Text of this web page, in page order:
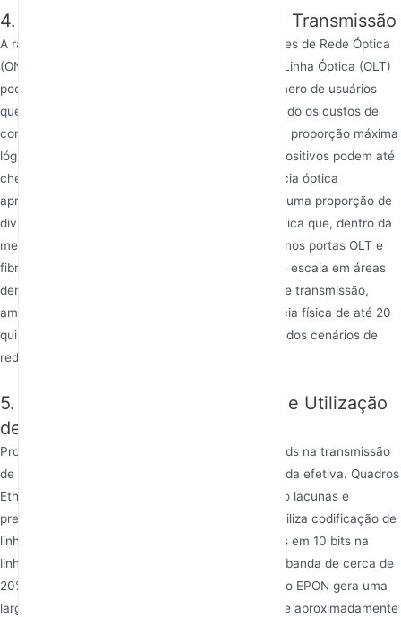
4. Relação Dividida e Distância de Transmissão
A razão de divisão é o número máximo de Unidades de Rede Óptica
(ONUs) às quais uma única porta de Terminal de Linha Óptica (OLT)
pode se conectar, impactando diretamente o número de usuários
que uma única porta de fibra pode cobrir e afetando os custos de
construção da rede. O GPON padrão suporta uma proporção máxima
lógica de divisão tipicamente de 1:64, alguns dispositivos podem até
chegar a 1:128 por meio de orçamentos de potência óptica
aprimorados. EPON padrão normalmente suporta uma proporção de
divisão de 1:32. Uma maior razão de divisão significa que, dentro da
mesma área de cobertura, o GPON pode usar menos portas OLT e
fibras tronco, oferecendo melhores economias de escala em áreas
densamente povoadas. Em termos de distância de transmissão,
ambos os padrões definem um suporte de distância física de até 20
quilômetros, atendendo aos requisitos da maioria dos cenários de
rede de acesso.
5. Eficiência de Largura de Banda e Utilização
de Links
Protocolos diferentes levam a diferentes overheads na transmissão
de dados, afetando a utilização da largura de banda efetiva. Quadros
Ethernet contêm inerentemente sobresaltos como lacunas e
preâmbulos entre quadros. Além disso, o EPON utiliza codificação de
linha 8B/10B (codificando 8 bits de dados efetivos em 10 bits na
linha), gerando uma perda inerente de largura de banda de cerca de
20%, então a taxa nominal de linha de 1,25Gbps do EPON gera uma
largura de banda efetiva para dados do usuário de aproximadamente